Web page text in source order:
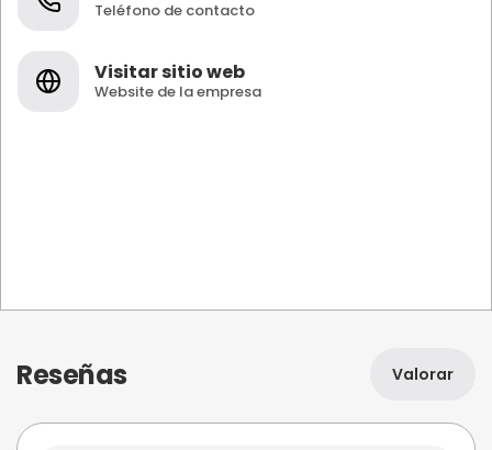
Teléfono de contacto
Visitar sitio web
Website de la empresa
Reseñas Valorar